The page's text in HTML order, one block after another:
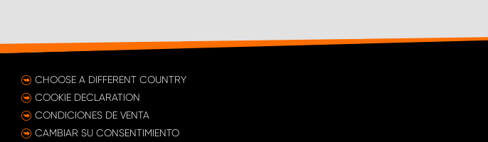
CHOOSE A DIFFERENT COUNTRY
COOKIE DECLARATION
CONDICIONES DE VENTA
CAMBIAR SU CONSENTIMIENTO